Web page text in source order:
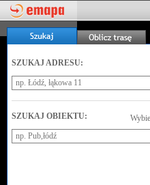
SZUKAJ ADRESU:
SZUKAJ OBIEKTU: